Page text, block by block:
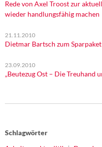
Rede von Axel Troost zur
wieder handlungsfähig machen
21.11.2010
Dietmar Bartsch zum
23.09.2010
„Beutezug Ost – Die Treuhand
Schlagwörter